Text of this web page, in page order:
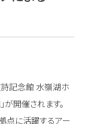
詩記念館 水嶺湖ホ
が開催されます。
点に活躍するアー